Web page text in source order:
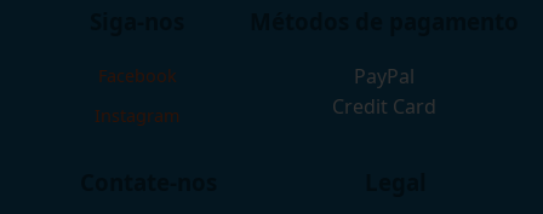
Facebook
Instagram
PayPal
Credit Card